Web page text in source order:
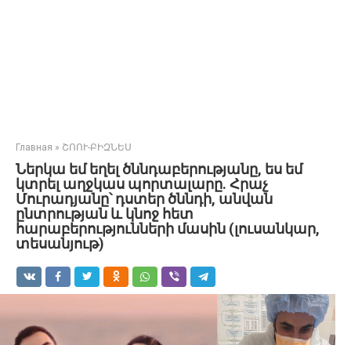
Главная » ՇՈՈՒ-ԲԻԶՆԵՍ
Ներկա եմ եղել ծննդաբերությանը, ես եմ
կտրել աղջկաս պորտալարը. Հրաչ
Մուրադյանը՝ դստեր ծննդի, անվան
ընտրության և կնոջ հետ
հարաբերությունների մասին (լուսանկար,
տեսանյութ)